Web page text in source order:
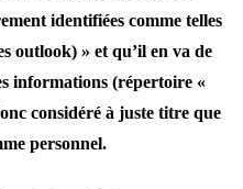
identifiées comme telles
outlook) » et qu’il en va de
informations (répertoire «
considéré à juste titre que
personnel.